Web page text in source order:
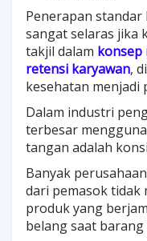
Penerapan
sangat selaras jika
takjil dalam
retensi karyawan,
kesehatan menjadi
Dalam industri
terbesar
tangan adalah
Banyak
dari pemasok tidak
produk yang
belang saat barang